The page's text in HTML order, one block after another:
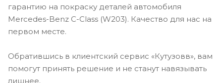
гарантию на покраску деталей автомобиля
Mercedes-Benz C-Class (W203). Качество для нас на
первом месте.
Обратившись в клиентский сервис «Кутузовв», вам
помогут принять решение и не станут навязывать
лишнее.